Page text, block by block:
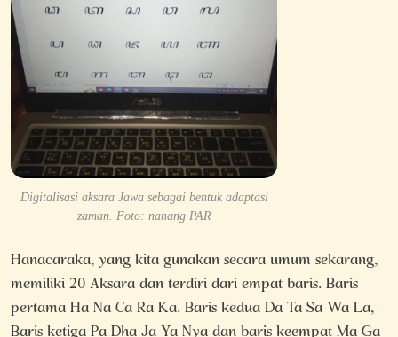
Digitalisasi aksara Jawa sebagai bentuk adaptasi
zaman. Foto: nanang PAR
Hanacaraka, yang kita gunakan secara umum sekarang,
memiliki 20 Aksara dan terdiri dari empat baris. Baris
pertama Ha Na Ca Ra Ka. Baris kedua Da Ta Sa Wa La,